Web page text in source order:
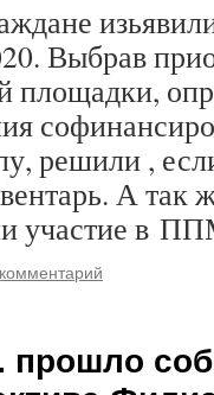
Выбрав
площадки,
решили ,
А так
участие в
прошло